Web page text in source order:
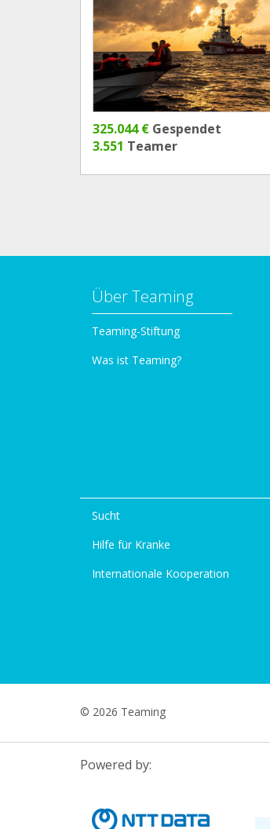
325.044 € Gespendet
3.551 Teamer
Über Teaming
Teaming-Stiftung
Was ist Teaming?
Sucht
Hilfe für Kranke
Internationale Kooperation
© 2026 Teaming
Powered by: